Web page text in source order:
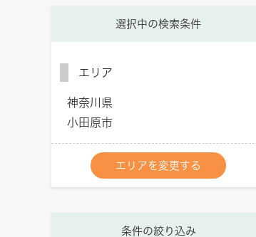
選択中の検索条件
エリア
神奈川県
小田原市
エリアを変更する
条件の絞り込み